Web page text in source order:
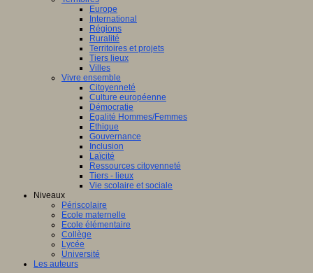
Europe
International
Régions
Ruralité
Territoires et projets
Tiers lieux
Villes
Vivre ensemble
Citoyenneté
Culture européenne
Démocratie
Egalité Hommes/Femmes
Ethique
Gouvernance
Inclusion
Laïcité
Ressources citoyenneté
Tiers - lieux
Vie scolaire et sociale
Niveaux
Périscolaire
Ecole maternelle
Ecole élémentaire
Collège
Lycée
Université
Les auteurs